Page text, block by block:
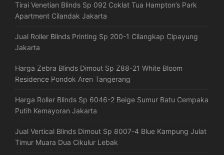
Tirai Venetian Blinds Sp 092 Coklat Tua Hampton’s Park
Apartment Cilandak Jakarta
Jual Roller Blinds Printing Sp 200-1 Cilangkap Cipayung
Jakarta
Harga Zebra Blinds Dimout Sp Z88-21 White Bloom
Residence Pondok Aren Tangerang
Harga Roller Blinds Sp 6046-2 Beige Sumur Batu Cempaka
Putih Kemayoran Jakarta
Jual Vertical Blinds Dimout Sp 8007-4 Blue Kampung Julat
Timur Muara Dua Cikulur Lebak